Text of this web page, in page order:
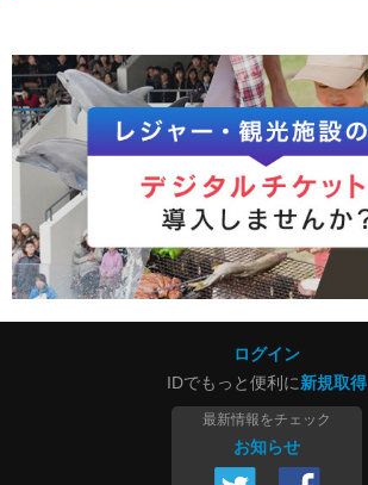
ログイン
IDでもっと便利に新規取得
最新情報をチェック
お知らせ